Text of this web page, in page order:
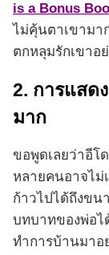
is a Bonus
ไม่คุ้นตาเขามา
ตกหลุมรักเขาอ
2. การแสด
มาก
ขอพูดเลยว่าอีโ
หลายคนอาจไม่
ก้าวไปได้ถึงข
บทบาทของพ่อไ
ทำการบ้านมาอ